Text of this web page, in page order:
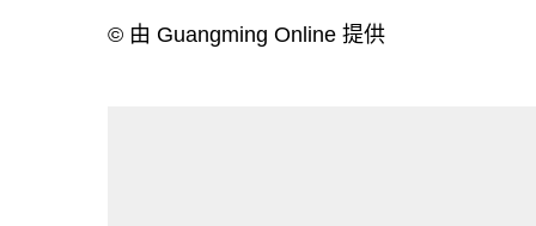
© 由 Guangming Online 提供